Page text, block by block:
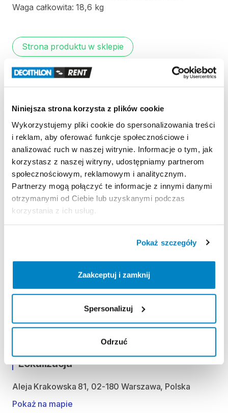
Niniejsza strona korzysta z plików cookie
Wykorzystujemy pliki cookie do spersonalizowania treści
i reklam, aby oferować funkcje społecznościowe i
analizować ruch w naszej witrynie. Informacje o tym, jak
korzystasz z naszej witryny, udostępniamy partnerom
społecznościowym, reklamowym i analitycznym.
Partnerzy mogą połączyć te informacje z innymi danymi
otrzymanymi od Ciebie lub uzyskanymi podczas
korzystania z ich usług.
Pokaż szczegóły
Zaakceptuj i zamknij
Spersonalizuj
Odrzuć
Waga całkowita: 18​,​6 kg
Strona produktu w sklepie
Zasady wypożyczenia
REGULAMIN
Regulamin wypożyczalni
KAUCJA
Nie pobieramy kaucji za wypożyczenie tego
produktu
Wtorek: 10:00 - 20:00
Czwartek: 10:00 - 20:00
Piątek: 10:00 - 20:00
Sobota: 10:00 - 20:00
Lokalizacja
Aleja Krakowska 81, 02-180 Warszawa, Polska
Pokaż na mapie